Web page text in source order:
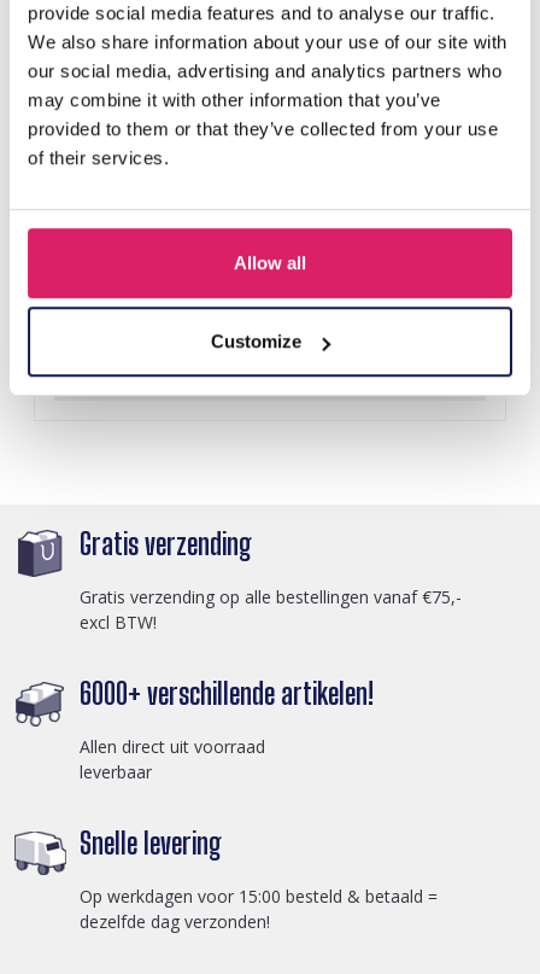
provide social media features and to analyse our traffic.
We also share information about your use of our site with
our social media, advertising and analytics partners who
may combine it with other information that you’ve
provided to them or that they’ve collected from your use
of their services.
Allow all
Customize
D-E2.3 R221-311-3 S. Steel Ring Adjustable
Details
Gratis verzending
Gratis verzending op alle bestellingen vanaf €75,-
excl BTW!
6000+ verschillende artikelen!
Allen direct uit voorraad
leverbaar
Snelle levering
Op werkdagen voor 15:00 besteld & betaald =
dezelfde dag verzonden!